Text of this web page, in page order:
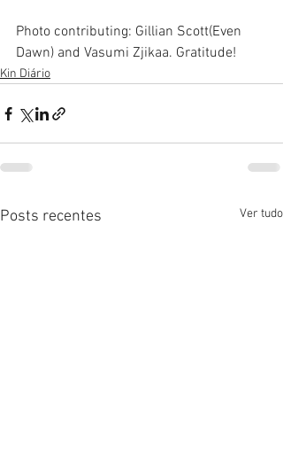
Photo contributing: Gillian Scott(Even
Dawn) and Vasumi Zjikaa. Gratitude!
Kin Diário
Posts recentes Ver tudo